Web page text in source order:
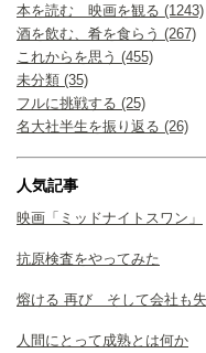
本を読む 映画を観る (1243)
酒を飲む、肴を食らう (267)
これからを思う (455)
未分類 (35)
フルに挑戦する (25)
名大社半生を振り返る (26)
人気記事
映画「ミッドナイトスワン」
抗原検査をやってみた
熔ける 再び そして会社も
人間にとって成熟とは何か